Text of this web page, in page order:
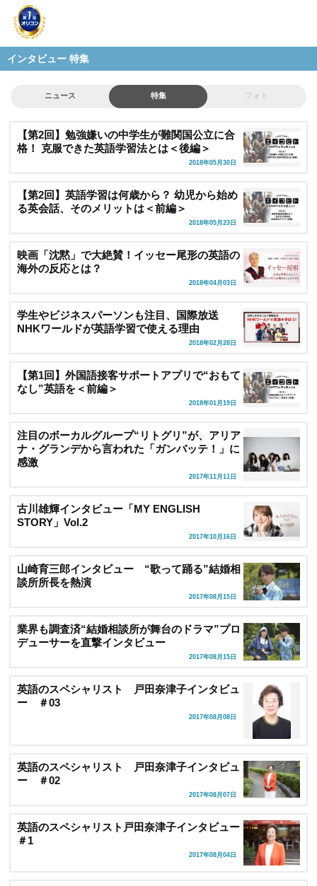
インタビュー 特集
ニュース 特集 フォト
【第2回】勉強嫌いの中学生が難関国公立に合
格！ 克服できた英語学習法とは＜後編＞
2018年05月30日
【第2回】英語学習は何歳から？ 幼児から始め
る英会話、そのメリットは＜前編＞
2018年05月23日
映画「沈黙」で大絶賛！イッセー尾形の英語の
海外の反応とは？
2018年04月03日
学生やビジネスパーソンも注目、国際放送
NHKワールドが英語学習で使える理由
2018年02月28日
【第1回】外国語接客サポートアプリで“おもて
なし”英語を＜前編＞
2018年01月19日
注目のボーカルグループ“リトグリ”が、アリア
ナ・グランデから言われた「ガンバッテ！」に
感激
2017年11月11日
古川雄輝インタビュー「MY ENGLISH
STORY」Vol.2
2017年10月16日
山崎育三郎インタビュー “歌って踊る”結婚相
談所所長を熱演
2017年08月15日
業界も調査済“結婚相談所が舞台のドラマ”プロ
デューサーを直撃インタビュー
2017年08月15日
英語のスペシャリスト 戸田奈津子インタビュ
ー ＃03
2017年08月08日
英語のスペシャリスト 戸田奈津子インタビュ
ー ＃02
2017年08月07日
英語のスペシャリスト戸田奈津子インタビュー
＃1
2017年08月04日